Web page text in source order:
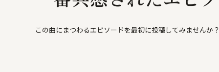
この曲にまつわるエピソードを最初に投稿してみませんか？